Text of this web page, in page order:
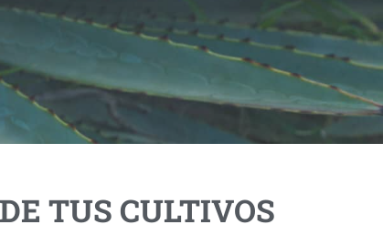
TUS CULTIVOS